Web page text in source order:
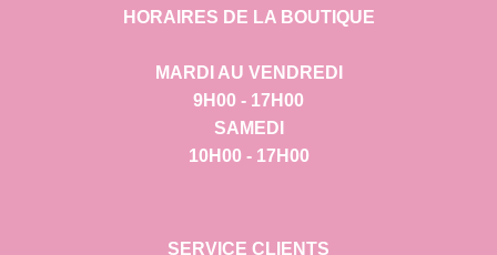
HORAIRES DE LA BOUTIQUE
MARDI AU VENDREDI
9H00 - 17H00
SAMEDI
10H00 - 17H00
SERVICE CLIENTS